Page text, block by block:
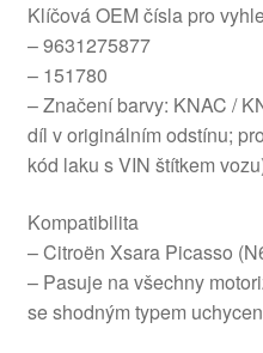
Klíčová OEM čísla pro
– 9631275877
– 151780
– Značení barvy: KNAC /
díl v originálním odstínu;
kód laku s VIN štítkem
Kompatibilita
– Citroën Xsara Picasso
– Pasuje na všechny
se shodným typem